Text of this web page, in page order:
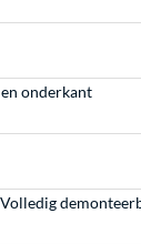
onderkant